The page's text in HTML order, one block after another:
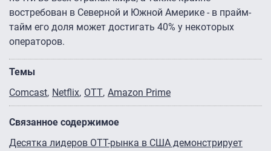
востребован в Северной и Южной Америке - в прайм-
тайм его доля может достигать 40% у некоторых
операторов.
Темы
Comcast Netflix OTT Amazon Prime
Связанное содержимое
Десятка лидеров OTT-рынка в США демонстрирует